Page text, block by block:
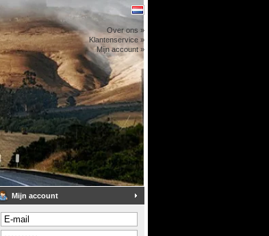
Over ons »
Klantenservice »
Mijn account »
Mijn account